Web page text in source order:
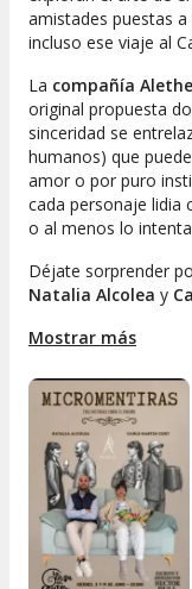
amistades puestas a
incluso ese viaje al
La compañía
original propuesta
sinceridad se
humanos) que
amor o por puro
cada personaje lidia
o al menos lo
Déjate sorprender
Natalia Alcolea y
buscas un
es para ti.
No te pierdas esta
perfecta para
solitario si te
por ti mismo por qué
todo el mundo
noche de teatro
Mostrar más